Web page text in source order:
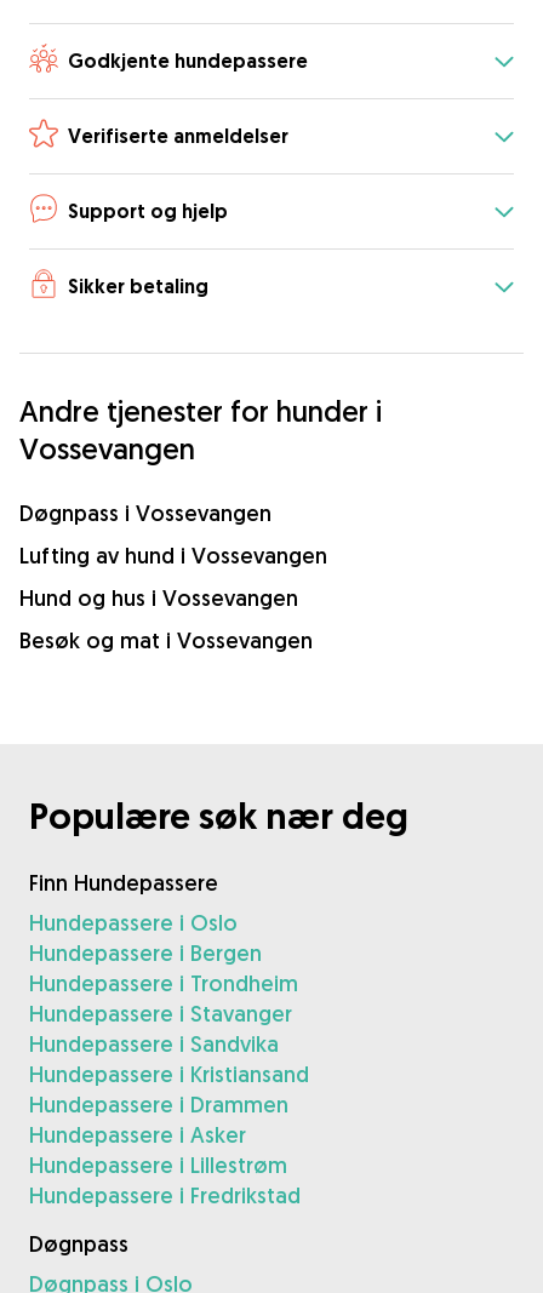
Godkjente hundepassere
Verifiserte anmeldelser
Support og hjelp
Sikker betaling
Andre tjenester for hunder i
Vossevangen
Døgnpass i Vossevangen
Lufting av hund i Vossevangen
Hund og hus i Vossevangen
Besøk og mat i Vossevangen
Populære søk nær deg
Finn Hundepassere
Hundepassere i Oslo
Hundepassere i Bergen
Hundepassere i Trondheim
Hundepassere i Stavanger
Hundepassere i Sandvika
Hundepassere i Kristiansand
Hundepassere i Drammen
Hundepassere i Asker
Hundepassere i Lillestrøm
Hundepassere i Fredrikstad
Døgnpass
Døgnpass i Oslo